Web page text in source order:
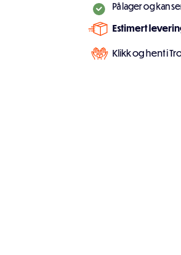
På lager og kan
Estimert
Klikk og hent i